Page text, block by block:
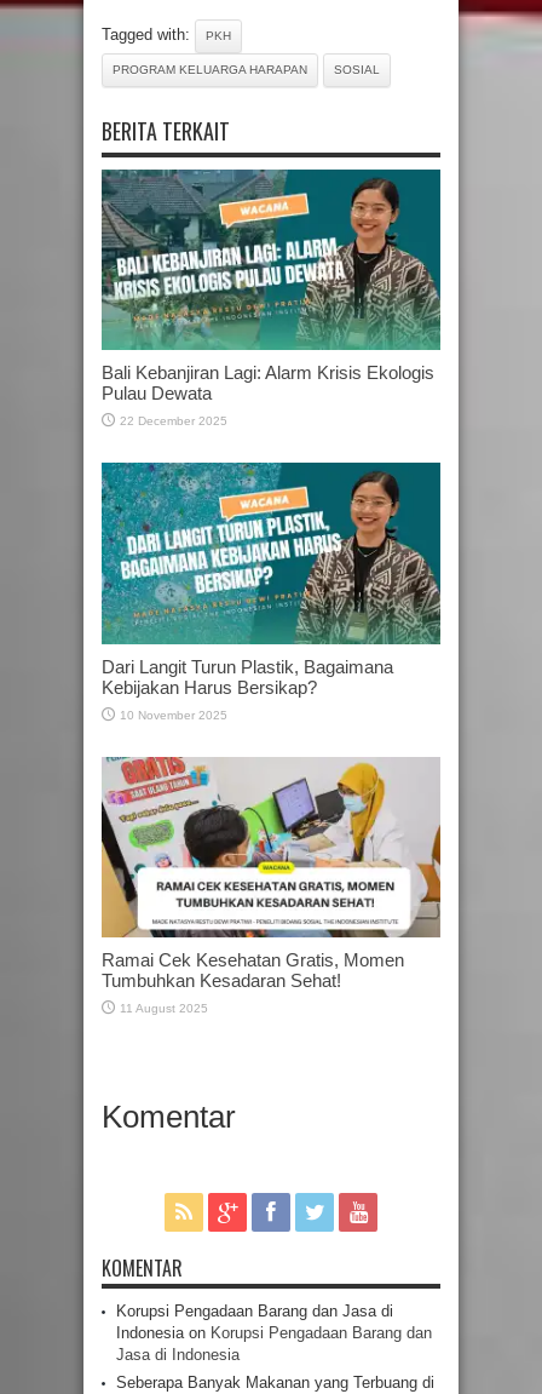
Tagged with: PKH
PROGRAM KELUARGA HARAPAN SOSIAL
BERITA TERKAIT
Bali Kebanjiran Lagi: Alarm Krisis Ekologis
Pulau Dewata
22 December 2025
Dari Langit Turun Plastik, Bagaimana
Kebijakan Harus Bersikap?
10 November 2025
Ramai Cek Kesehatan Gratis, Momen
Tumbuhkan Kesadaran Sehat!
11 August 2025
Komentar
KOMENTAR
Korupsi Pengadaan Barang dan Jasa di
Indonesiaon Korupsi Pengadaan Barang dan
Jasa di Indonesia
Seberapa Banyak Makanan yang Terbuang di